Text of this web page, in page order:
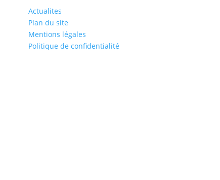
Actualites
Plan du site
Mentions légales
Politique de confidentialité